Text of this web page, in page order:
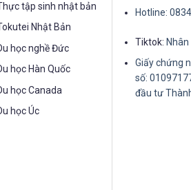
tập sinh nhật bản
Nhật Bản
học nghề Đức
học Hàn Quốc
học Canada
học Úc
Hotline:
Tiktok: Nhân
Giấy chứng
số:
đầu tư